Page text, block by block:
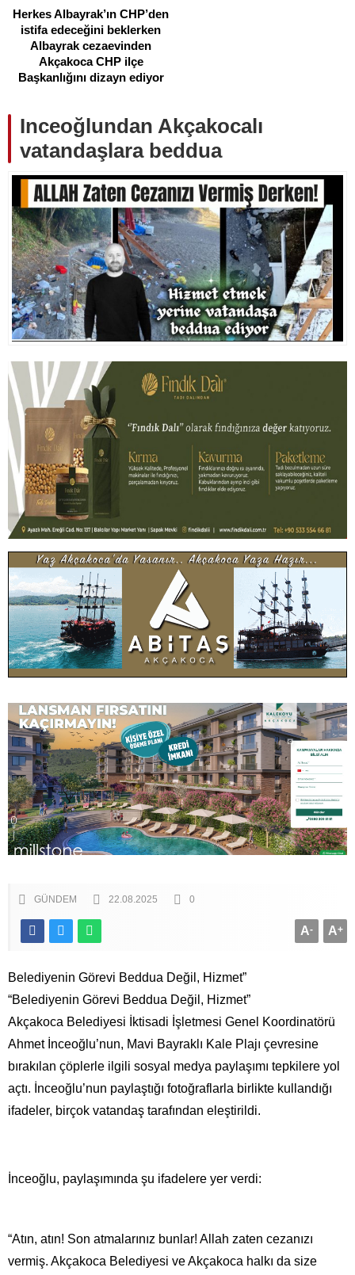
Herkes Albayrak’ın CHP’den
istifa edeceğini beklerken
Albayrak cezaevinden
Akçakoca CHP ilçe
Başkanlığını dizayn ediyor
Inceoğlundan Akçakocalı
vatandaşlara beddua
GÜNDEM 22.08.2025 0
A+
A-
Belediyenin Görevi Beddua Değil, Hizmet”
“Belediyenin Görevi Beddua Değil, Hizmet”
Akçakoca Belediyesi İktisadi İşletmesi Genel Koordinatörü
Ahmet İnceoğlu’nun, Mavi Bayraklı Kale Plajı çevresine
bırakılan çöplerle ilgili sosyal medya paylaşımı tepkilere yol
açtı. İnceoğlu’nun paylaştığı fotoğraflarla birlikte kullandığı
ifadeler, birçok vatandaş tarafından eleştirildi.
İnceoğlu, paylaşımında şu ifadelere yer verdi:
“Atın, atın! Son atmalarınız bunlar! Allah zaten cezanızı
vermiş. Akçakoca Belediyesi ve Akçakoca halkı da size